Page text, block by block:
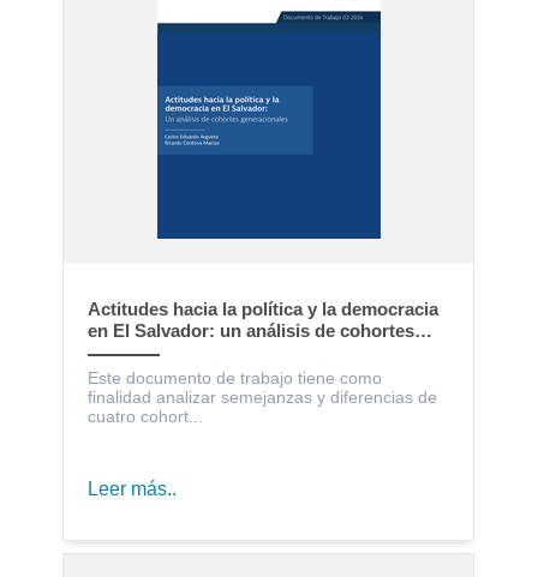
Actitudes hacia la política y la democracia
en El Salvador: un análisis de cohortes
generacionales
Este documento de trabajo tiene como
finalidad analizar semejanzas y diferencias de
cuatro cohort...
Leer más..